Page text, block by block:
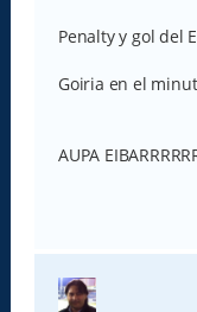
s
a
e
Penalty y gol del
Goiria en el
AUPA